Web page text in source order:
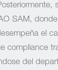
SAM, donde
el
compliance
del